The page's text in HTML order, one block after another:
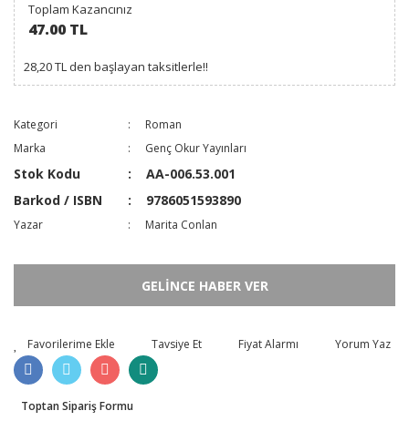
Toplam Kazancınız
47.00 TL
28,20 TL den başlayan taksitlerle!!
Kategori
Roman
Marka
Genç Okur Yayınları
Stok Kodu
AA-006.53.001
Barkod / ISBN
9786051593890
Yazar Marita Conlan
GELİNCE HABER VER
Tavsiye Et Fiyat Alarmı Yorum Yaz
Toptan Sipariş Formu